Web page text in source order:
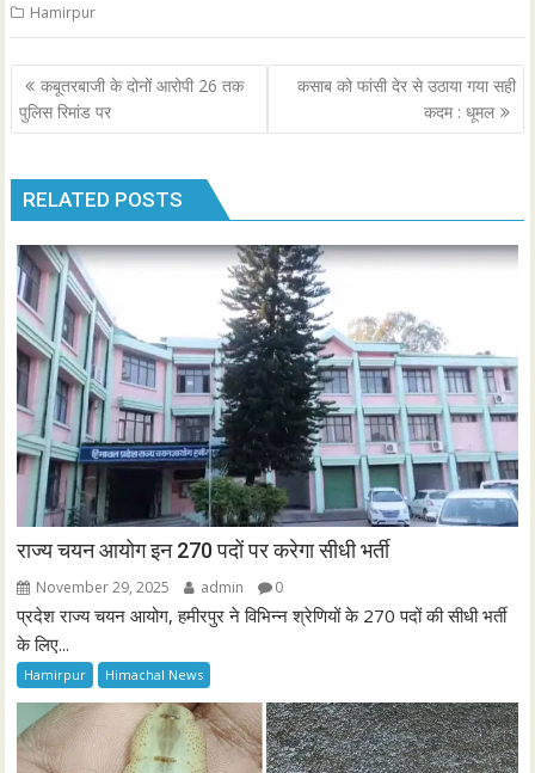
Hamirpur
Post
navigation
कबूतरबाजी के दोनों आरोपी 26 तक
पुलिस रिमांड पर
कसाब को फांसी देर से उठाया गया सही
कदम : धूमल
RELATED POSTS
राज्य चयन आयोग इन 270 पदों पर करेगा सीधी भर्ती
November 29, 2025 admin 0
प्रदेश राज्य चयन आयोग, हमीरपुर ने विभिन्न श्रेणियों के 270 पदों की सीधी भर्ती
के लिए...
Hamirpur Himachal News